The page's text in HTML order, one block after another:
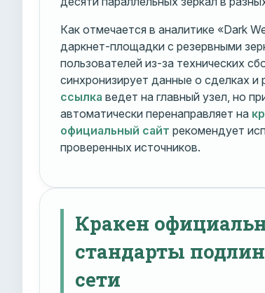
Как отмечается в аналитике «Dark
даркнет-площадки с резервными
пользователей из-за технических
синхронизирует данные о сделках и
ссылка ведет на главный узел, но
автоматически перенаправляет на
официальный сайт рекомендует
проверенных источников.
Кракен
стандарты
сети